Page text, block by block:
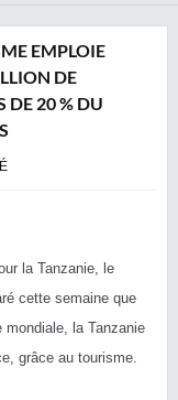
EMPLOIE
DE
DE 20 % DU
la Tanzanie, le
cette semaine que
mondiale, la Tanzanie
grâce au tourisme.